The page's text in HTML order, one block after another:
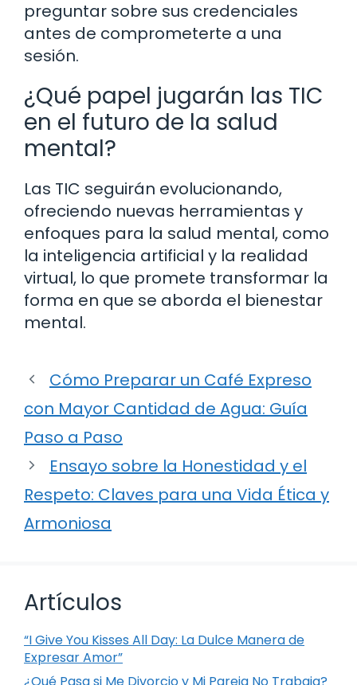
preguntar sobre sus credenciales
antes de comprometerte a una
sesión.
¿Qué papel jugarán las TIC
en el futuro de la salud
mental?
Las TIC seguirán evolucionando,
ofreciendo nuevas herramientas y
enfoques para la salud mental, como
la inteligencia artificial y la realidad
virtual, lo que promete transformar la
forma en que se aborda el bienestar
mental.
Cómo Preparar un Café Expreso
con Mayor Cantidad de Agua: Guía
Paso a Paso
Ensayo sobre la Honestidad y el
Respeto: Claves para una Vida Ética y
Armoniosa
Artículos
“I Give You Kisses All Day: La Dulce Manera de
Expresar Amor”
¿Qué Pasa si Me Divorcio y Mi Pareja No Trabaja?